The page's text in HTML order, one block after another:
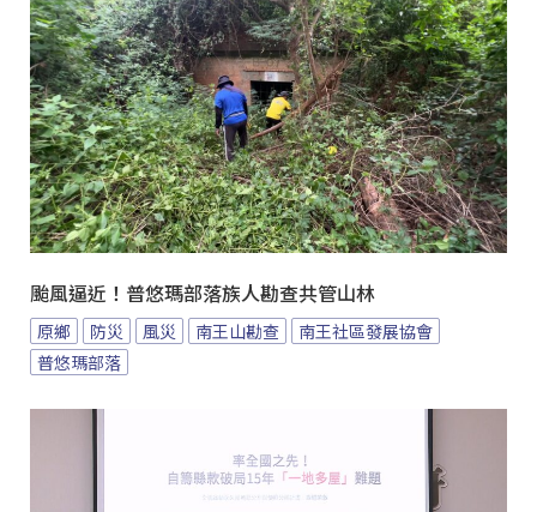
颱風逼近！普悠瑪部落族人勘查共管山林
原鄉 防災 風災 南王山勘查
南王社區發展協會
普悠瑪部落